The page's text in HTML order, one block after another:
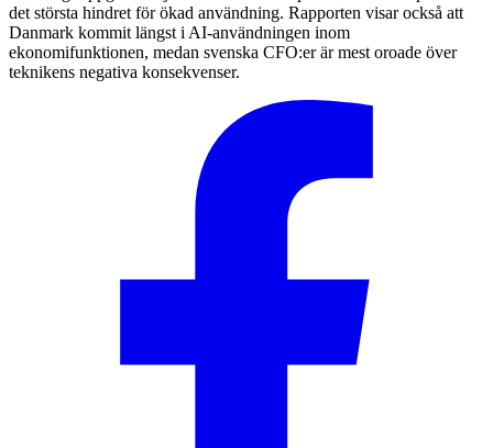
det största hindret för ökad användning. Rapporten visar också att
Danmark kommit längst i AI-användningen inom
ekonomifunktionen, medan svenska CFO:er är mest oroade över
teknikens negativa konsekvenser.